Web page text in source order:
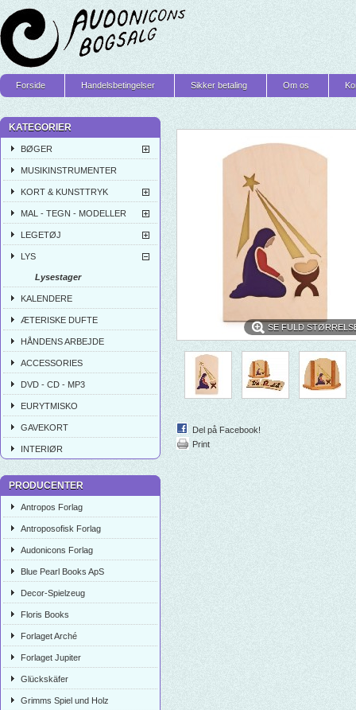
Forside Handelsbetingelser Sikker betaling Om os
KATEGORIER
BØGER
MUSIKINSTRUMENTER
KORT & KUNSTTRYK
MAL - TEGN - MODELLER
LEGETØJ
LYS
Lysestager
KALENDERE
ÆTERISKE DUFTE
HÅNDENS ARBEJDE
ACCESSORIES
DVD - CD - MP3
EURYTMISKO
GAVEKORT
INTERIØR
PRODUCENTER
Antropos Forlag
Antroposofisk Forlag
Audonicons Forlag
Blue Pearl Books ApS
Decor-Spielzeug
Floris Books
Forlaget Arché
Forlaget Jupiter
Glückskäfer
Grimms Spiel und Holz
SE FULD
Del på Facebook!
Print